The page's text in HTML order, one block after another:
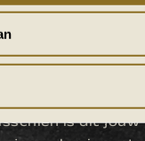
is dit jouw